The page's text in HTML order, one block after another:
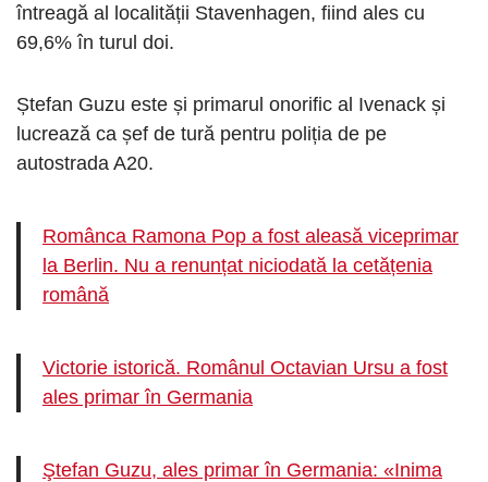
întreagă al localității Stavenhagen, fiind ales cu
69,6% în turul doi.
Ștefan Guzu este și primarul onorific al Ivenack și
lucrează ca șef de tură pentru poliția de pe
autostrada A20.
Românca Ramona Pop a fost aleasă viceprimar
la Berlin. Nu a renunțat niciodată la cetățenia
română
Victorie istorică. Românul Octavian Ursu a fost
ales primar în Germania
Ştefan Guzu, ales primar în Germania: «Inima